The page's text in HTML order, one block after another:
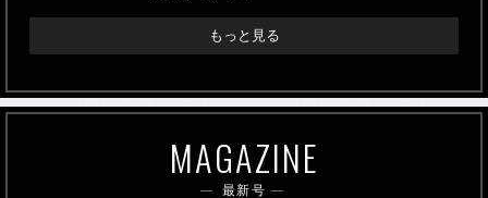
もっと見る
MAGAZINE
最新号